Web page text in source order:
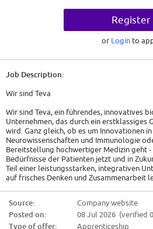
Register
or Login to
Job Description:
Wir sind Teva
Wir sind Teva, ein führendes, innovatives
Unternehmen, das durch ein erstklassiges
wird. Ganz gleich, ob es um Innovationen
Neurowissenschaften und Immunologie
Bereitstellung hochwertiger Medizin geht
Bedürfnisse der Patienten jetzt und in
Teil einer leistungsstarken, integrativen
auf frisches Denken und Zusammenarbeit
Start: 01.09.2027 | Ausbildungsort: Ulm-
Berufsschule: Neu-Ulm
Source:
Company website
Posted on:
08 Jul 2026 (verified
Type of offer:
Apprenticeship